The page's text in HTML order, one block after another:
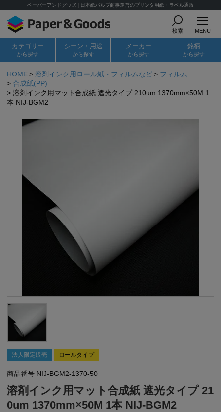
ペーパーアンドグッズ | 日本紙パルプ商事運営のプリンタ用紙・ラベル通販
検索 MENU
カテゴリー
から探す
シーン・用途
から探す
メーカー
から探す
銘柄
から探す
HOME 溶剤インク用ロール紙・フィルムなど
フィルム
合成紙(PP)
溶剤インク用マット合成紙 遮光タイプ 210um 1370mm×50M 1
本 NIJ-BGM2
法人限定販売 ロールタイプ
商品番号 NIJ-BGM2-1370-50
溶剤インク用マット合成紙 遮光タイプ 21
0um 1370mm×50M 1本 NIJ-BGM2